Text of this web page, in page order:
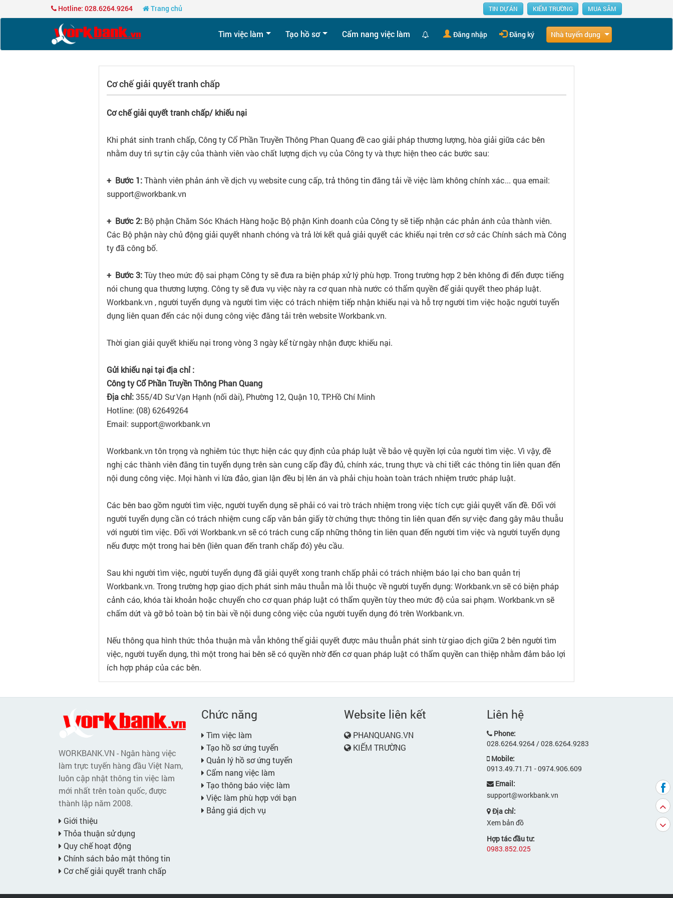
Hotline: 028.6264.9264 Trang chủ TIN DỰ ÁN KIẾM TRƯỜNG MUA SẮM
Tìm việc làm Tạo hồ sơ Cẩm nang việc làm Đăng nhập Đăng ký Nhà tuyển dụng
Cơ chế giải quyết tranh chấp
Cơ chế giải quyết tranh chấp/ khiếu nại
Khi phát sinh tranh chấp, Công ty Cổ Phần Truyền Thông Phan Quang đề cao giải pháp thương lượng, hòa giải giữa các bên
nhằm duy trì sự tin cậy của thành viên vào chất lượng dịch vụ của Công ty và thực hiện theo các bước sau:
+ Bước 1:Thành viên phản ánh về dịch vụ website cung cấp, trả thông tin đăng tải về việc làm không chính xác... qua email:
support@workbank.vn
+ Bước 2: Bộ phận Chăm Sóc Khách Hàng hoặc Bộ phận Kinh doanh của Công ty sẽ tiếp nhận các phản ánh của thành viên.
Các Bộ phận này chủ động giải quyết nhanh chóng và trả lời kết quả giải quyết các khiếu nại trên cơ sở các Chính sách mà Công
ty đã công bố.
+ Bước 3:Tùy theo mức độ sai phạm Công ty sẽ đưa ra biện pháp xử lý phù hợp. Trong trường hợp 2 bên không đi đến được tiếng
nói chung qua thương lượng. Công ty sẽ đưa vụ việc này ra cơ quan nhà nước có thẩm quyền để giải quyết theo pháp luật.
Workbank.vn , người tuyển dụng và người tìm việc có trách nhiệm tiếp nhận khiếu nại và hỗ trợ người tìm việc hoặc người tuyển
dụng liên quan đến các nội dung công việc đăng tải trên website Workbank.vn.
Thời gian giải quyết khiếu nại trong vòng 3 ngày kể từ ngày nhận được khiếu nại.
Gửi khiếu nại tại địa chỉ :
Công ty Cổ Phần Truyền Thông Phan Quang
Địa chỉ:355/4D Sư Vạn Hạnh (nối dài), Phường 12, Quận 10, TP.Hồ Chí Minh
Hotline: (08) 62649264
Email: support@workbank.vn
Workbank.vn tôn trọng và nghiêm túc thực hiện các quy định của pháp luật về bảo vệ quyền lợi của người tìm việc. Vì vậy, đề
nghị các thành viên đăng tin tuyển dụng trên sàn cung cấp đầy đủ, chính xác, trung thực và chi tiết các thông tin liên quan đến
nội dung công việc. Mọi hành vi lừa đảo, gian lận đều bị lên án và phải chịu hoàn toàn trách nhiệm trước pháp luật.
Các bên bao gồm người tìm việc, người tuyển dụng sẽ phải có vai trò trách nhiệm trong việc tích cực giải quyết vấn đề. Đối với
người tuyển dụng cần có trách nhiệm cung cấp văn bản giấy tờ chứng thực thông tin liên quan đến sự việc đang gây mâu thuẫu
với người tìm việc. Đối với Workbank.vn sẽ có trách cung cấp những thông tin liên quan đến người tìm việc và người tuyển dụng
nếu được một trong hai bên (liên quan đến tranh chấp đó) yêu cầu.
Sau khi người tìm việc, người tuyển dụng đã giải quyết xong tranh chấp phải có trách nhiệm báo lại cho ban quản trị
Workbank.vn. Trong trường hợp giao dịch phát sinh mâu thuẫn mà lỗi thuộc về người tuyển dụng: Workbank.vn sẽ có biện pháp
cảnh cáo, khóa tài khoản hoặc chuyển cho cơ quan pháp luật có thẩm quyền tùy theo mức độ của sai phạm. Workbank.vn sẽ
chấm dứt và gỡ bỏ toàn bộ tin bài về nội dung công việc của người tuyển dụng đó trên Workbank.vn.
Nếu thông qua hình thức thỏa thuận mà vẫn không thể giải quyết được mâu thuẫn phát sinh từ giao dịch giữa 2 bên người tìm
việc, người tuyển dụng, thì một trong hai bên sẽ có quyền nhờ đến cơ quan pháp luật có thẩm quyền can thiệp nhằm đảm bảo lợi
ích hợp pháp của các bên.
WORKBANK.VN - Ngân hàng việc
làm trực tuyến hàng đầu Việt Nam,
luôn cập nhật thông tin việc làm
mới nhất trên toàn quốc, được
thành lập năm 2008.
Giới thiệu
Thỏa thuận sử dụng
Quy chế hoạt động
Chính sách bảo mật thông tin
Cơ chế giải quyết tranh chấp
Chức năng
Tìm việc làm
Tạo hồ sơ ứng tuyển
Quản lý hồ sơ ứng tuyển
Cẩm nang việc làm
Tạo thông báo việc làm
Việc làm phù hợp với bạn
Bảng giá dịch vụ
Website liên kết
PHANQUANG.VN
KIẾM TRƯỜNG
Liên hệ
Phone:
028.6264.9264 / 028.6264.9283
Mobile:
0913.49.71.71 - 0974.906.609
Email:
support@workbank.vn
Địa chỉ:
Xem bản đồ
Hợp tác đầu tư:
0983.852.025